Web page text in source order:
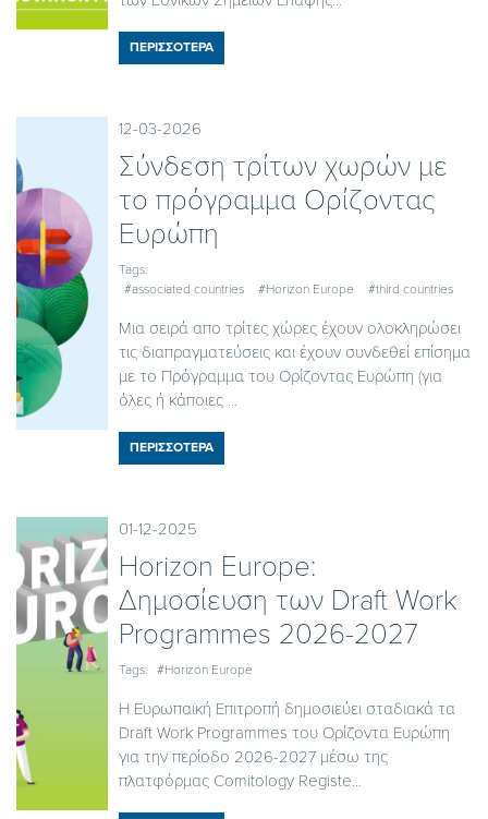
ΠΕΡΙΣΣΟΤΕΡΑ
12-03-2026
Σύνδεση τρίτων χωρών με
το πρόγραμμα Ορίζοντας
Ευρώπη
Tags:
#associated countries
#Horizon Europe #third countries
Μια σειρά απο τρίτες χώρες έχουν ολοκληρώσει
τις διαπραγματεύσεις και έχουν συνδεθεί επίσημα
με το Πρόγραμμα του Ορίζοντας Ευρώπη (για
όλες ή κάποιες ...
ΠΕΡΙΣΣΟΤΕΡΑ
01-12-2025
Horizon Europe:
Δημοσίευση των Draft Work
Programmes 2026-2027
Tags: #Horizon Europe
Η Ευρωπαϊκή Επιτροπή δημοσιεύει σταδιακά τα
Draft Work Programmes του Ορίζοντα Ευρώπη
για την περίοδο 2026-2027 μέσω της
πλατφόρμας Comitology Registe...